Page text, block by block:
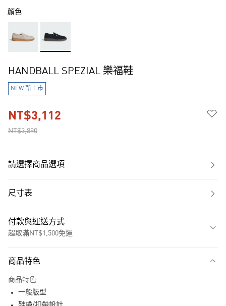
顏色
HANDBALL SPEZIAL 樂福鞋
NEW 新上市
NT$3,890
NT$3,112
請選擇商品選項
尺寸表
付款與運送方式
超取滿NT$1,500免運
商品特色
商品特色
一般版型